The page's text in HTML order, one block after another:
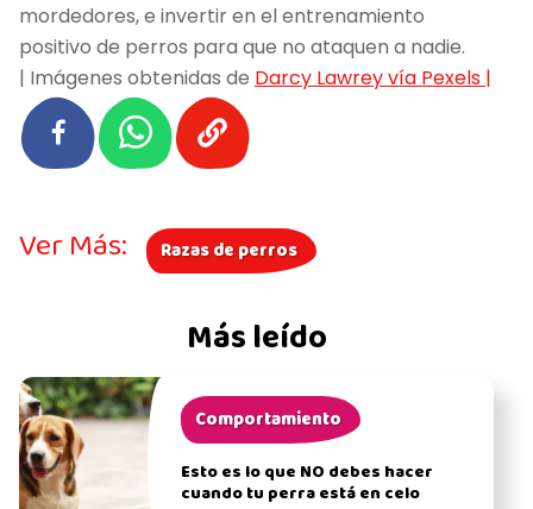
mordedores, e invertir en el entrenamiento
positivo de perros para que no ataquen a nadie.
| Imágenes obtenidas de Darcy Lawrey vía Pexels |
Más leído
Comportamiento
Esto es lo que NO debes hacer
cuando tu perra está en celo
Ver Más: Razas de perros